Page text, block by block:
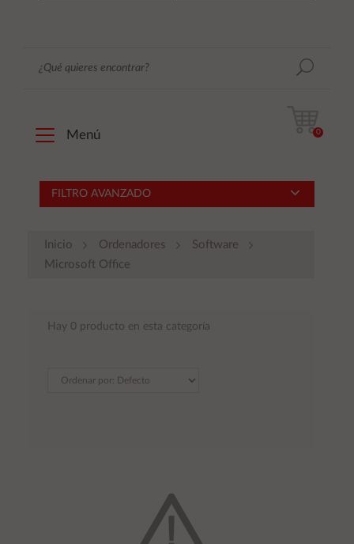
Menú 0
FILTRO AVANZADO
Inicio Ordenadores
Software
Microsoft Office
Hay 0 producto en esta categoría